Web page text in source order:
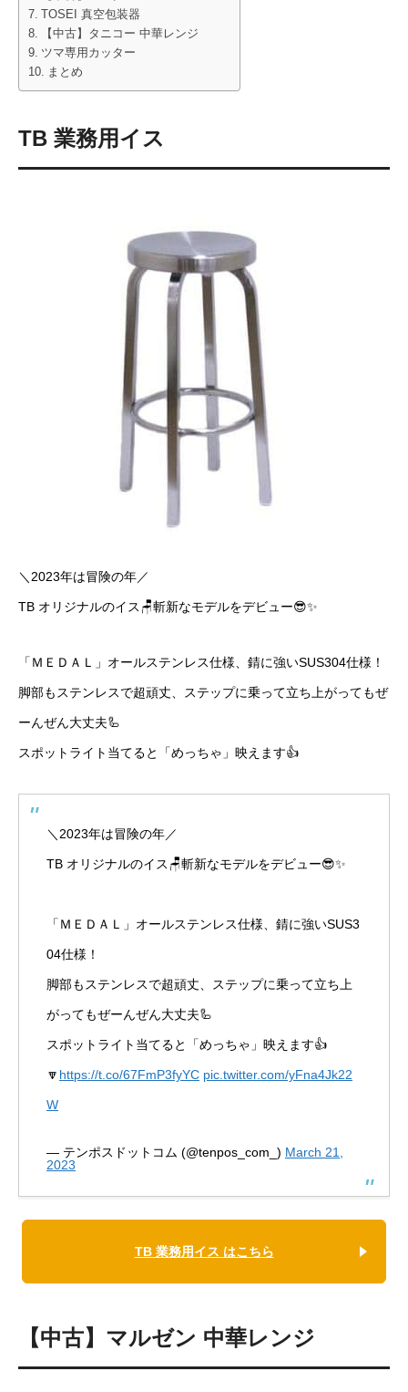
TOSEI 真空包装器
【中古】タニコー 中華レンジ
ツマ専用カッター
まとめ
TB 業務用イス
＼2023年は冒険の年／
TB オリジナルのイス🪑斬新なモデルをデビュー😎✨
「ＭＥＤＡＬ」オールステンレス仕様、錆に強いSUS304仕様！
脚部もステンレスで超頑丈、ステップに乗って立ち上がってもぜ
ーんぜん大丈夫🦾
スポットライト当てると「めっちゃ」映えます👍
＼2023年は冒険の年／
TB オリジナルのイス🪑斬新なモデルをデビュー😎✨
「ＭＥＤＡＬ」オールステンレス仕様、錆に強いSUS3
04仕様！
脚部もステンレスで超頑丈、ステップに乗って立ち上
がってもぜーんぜん大丈夫🦾
スポットライト当てると「めっちゃ」映えます👍
🔽 https://t.co/67FmP3fyYC pic.twitter.com/yFna4Jk22
W
— テンポスドットコム (@tenpos_com_) March 21,
2023
TB 業務用イス はこちら
【中古】マルゼン 中華レンジ